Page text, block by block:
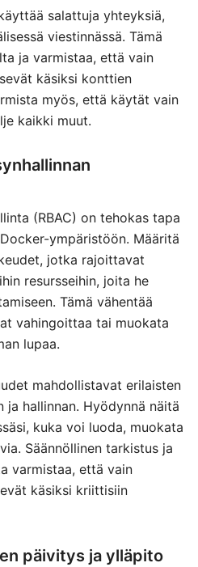
salattuja yhteyksiä,
viestinnässä. Tämä
ja varmistaa, että vain
käsiksi konttien
myös, että käytät vain
kaikki muut.
(RBAC) on tehokas tapa
ympäristöön. Määritä
jotka rajoittavat
resursseihin, joita he
Tämä vähentää
vahingoittaa tai muokata
lupaa.
mahdollistavat erilaisten
ja hallinnan. Hyödynnä näitä
kuka voi luoda, muokata
Säännöllinen tarkistus ja
varmistaa, että vain
käsiksi kriittisiin
päivitys ja ylläpito